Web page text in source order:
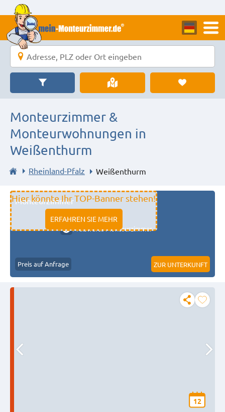
Monteurzimmer &
Monteurwohnungen in
Weißenthurm
Rheinland-Pfalz Weißenthurm
Hier könnte Ihr TOP-Banner stehen!
ERFAHREN SIE MEHR
Monteurzimmer
11333 fulda
Preiswerte Monteurzimmer
Preis auf Anfrage ZUR UNTERKUNFT
12